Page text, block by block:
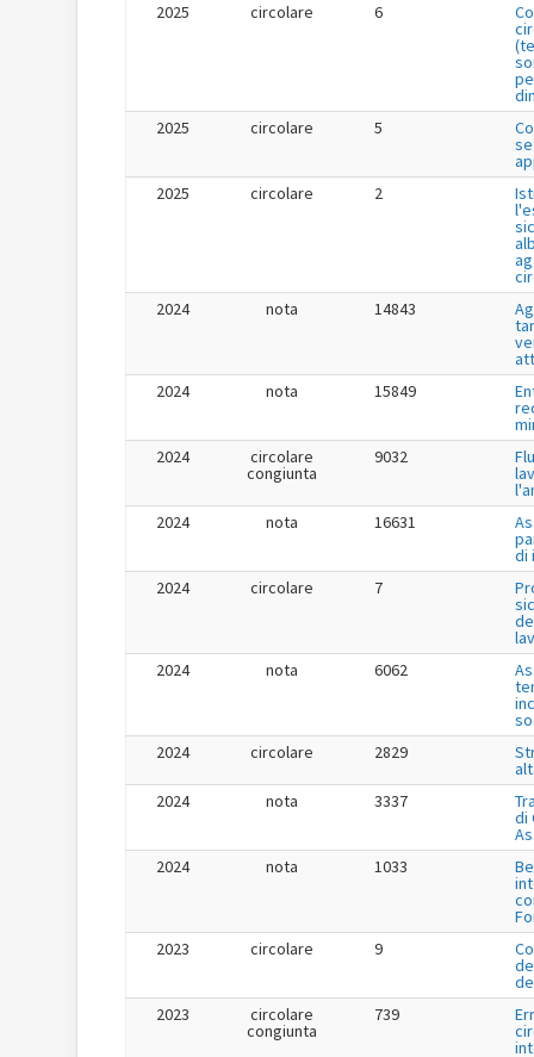
2025
circolare 6
2025
circolare 5
2025
circolare 2
2024
nota 14843
2024
nota 15849
2024
circolare
congiunta
9032
2024
nota 16631
di
2024
circolare 7
2024
nota 6062
2024
circolare 2829
2024
nota 3337
di
2024
nota 1033
2023
circolare 9
2023
circolare
congiunta
739